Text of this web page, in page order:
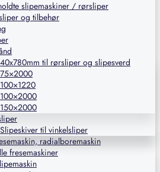
slipemaskiner / rørsliper
og tilbehør
40x780mm til rørsliper og slipesverd
75×2000
100×1220
100×2000
150×2000
Slipeskiver til vinkelsliper
radialboremaskin
fresemaskiner